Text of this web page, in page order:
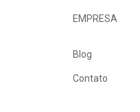
EMPRESA
Blog
Contato